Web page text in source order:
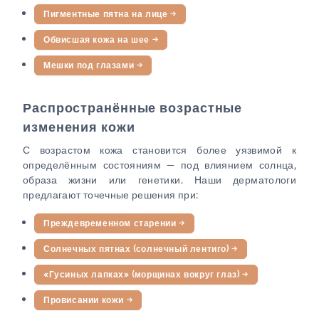
Пигментные пятна на лице →
Обвисшая кожа на шее →
Мешки под глазами →
Распространённые возрастные
изменения кожи
С возрастом кожа становится более уязвимой к
определённым состояниям — под влиянием солнца,
образа жизни или генетики. Наши дерматологи
предлагают точечные решения при:
Преждевременном старении →
Солнечных пятнах (солнечный лентиго) →
«Гусиных лапках» (морщинах вокруг глаз) →
Провисании кожи →